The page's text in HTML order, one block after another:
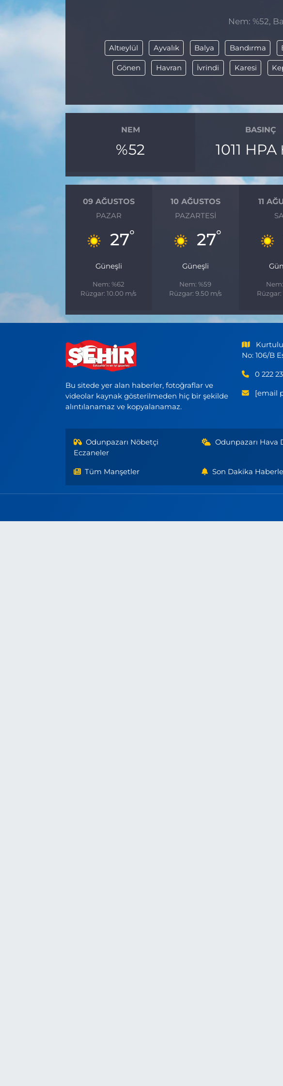
Nem: %52,
Altıeylül Ayvalık Balya Bandırma
Gönen Havran İvrindi Karesi
NEM
%52
BASINÇ
1011 HPA
09 AĞUSTOS
PAZAR
27°
Güneşli
Nem: %62
Rüzgar: 10.00 m/s
10 AĞUSTOS
PAZARTESI
27°
Güneşli
Nem: %59
Rüzgar: 9.50 m/s
11
Rüzgar:
Bu sitede yer alan haberler, fotoğraflar ve
videolar kaynak gösterilmeden hiç bir şekilde
alıntılanamaz ve kopyalanamaz.
No: 106/B
0 222
[email
Odunpazarı Nöbetçi
Eczaneler
Odunpazarı Hava
Tüm Manşetler Son Dakika
BÖLGE